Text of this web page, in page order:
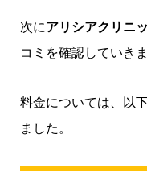
次にアリシアクリニ
コミを確認していきま
料金については、以
ました。